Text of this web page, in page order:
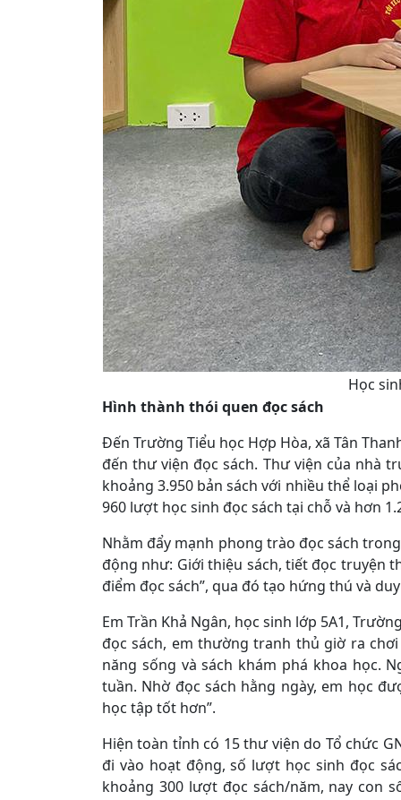
Học
Hình thành thói quen đọc sách
Đến Trường Tiểu học Hợp Hòa, xã Tân
đến thư viện đọc sách. Thư viện của nhà
khoảng 3.950 bản sách với nhiều thể loại
960 lượt học sinh đọc sách tại chỗ và hơn
Nhằm đẩy mạnh phong trào đọc sách
động như: Giới thiệu sách, tiết đọc truyện
điểm đọc sách”, qua đó tạo hứng thú và
Em Trần Khả Ngân, học sinh lớp 5A1,
đọc sách, em thường tranh thủ giờ ra
năng sống và sách khám phá khoa học.
tuần. Nhờ đọc sách hằng ngày, em học
học tập tốt hơn”.
Hiện toàn tỉnh có 15 thư viện do Tổ chức
đi vào hoạt động, số lượt học sinh đọc
khoảng 300 lượt đọc sách/năm, nay con